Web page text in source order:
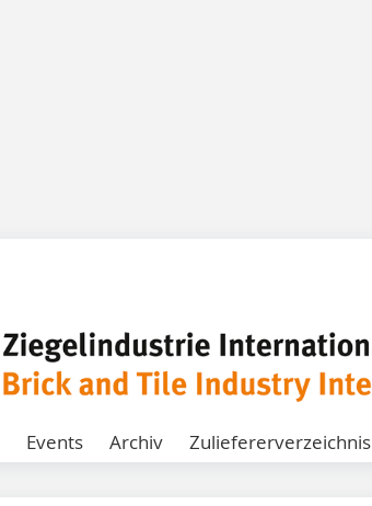
Events Archiv Zuliefererverzeichnis